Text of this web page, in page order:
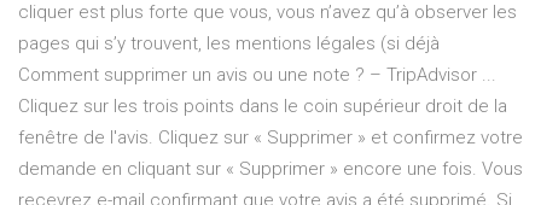
cliquer est plus forte que vous, vous n’avez qu’à observer les
pages qui s’y trouvent, les mentions légales (si déjà
Comment supprimer un avis ou une note ? – TripAdvisor ...
Cliquez sur les trois points dans le coin supérieur droit de la
fenêtre de l'avis. Cliquez sur « Supprimer » et confirmez votre
demande en cliquant sur « Supprimer » encore une fois. Vous